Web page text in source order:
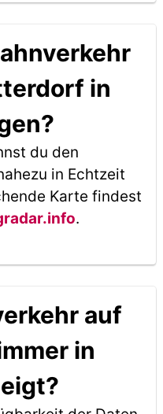
in
du den
in Echtzeit
Karte findest
.
auf
in